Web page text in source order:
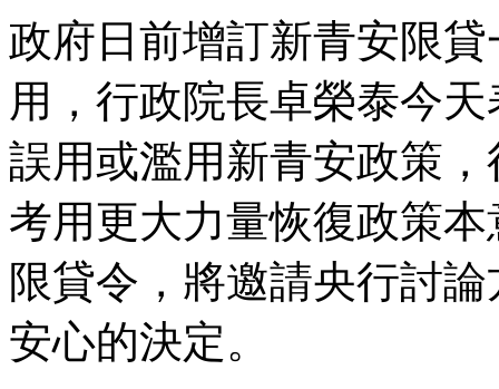
政府日前增訂新青安限
用，行政院長卓榮泰今
誤用或濫用新青安政策
考用更大力量恢復政策
限貸令，將邀請央行討
安心的決定。